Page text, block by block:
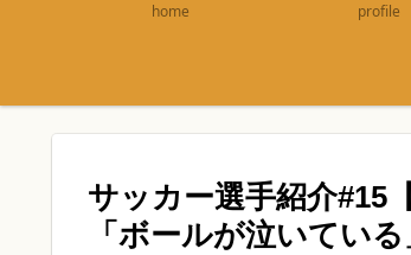
home
profile
サッカー選手紹介#15
「ボールが泣いている